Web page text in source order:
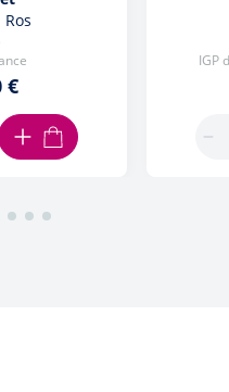
€
AJOUTER AU PANIER
IGP